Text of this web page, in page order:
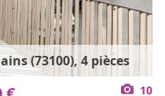
(73100), 4 pièces
10